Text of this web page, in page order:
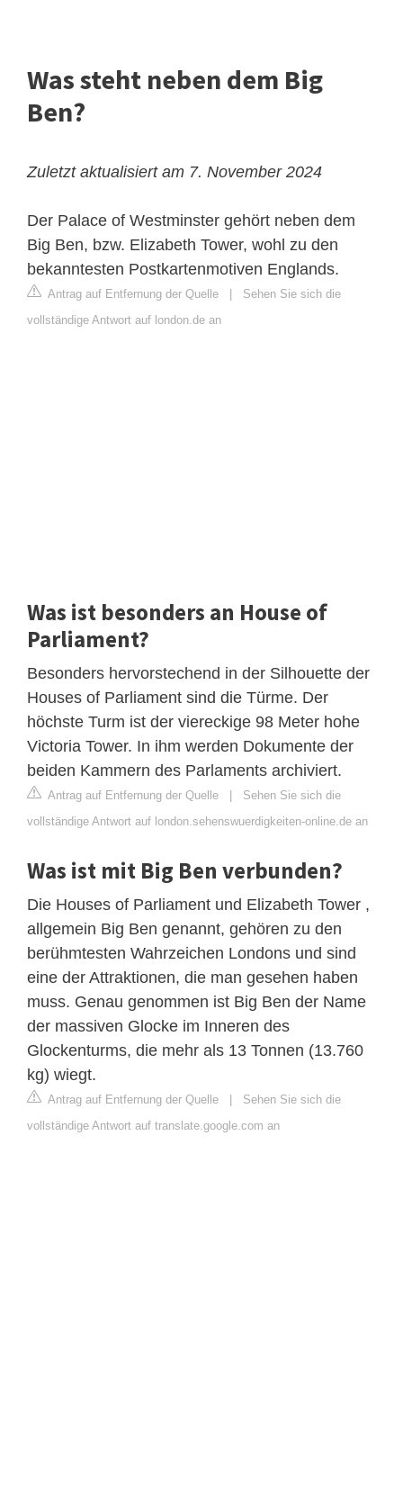
Was steht neben dem Big
Ben?
Zuletzt aktualisiert am 7. November 2024
Der Palace of Westminster gehört neben dem
Big Ben, bzw. Elizabeth Tower, wohl zu den
bekanntesten Postkartenmotiven Englands.
Antrag auf Entfernung der Quelle
Sehen Sie sich die
vollständige Antwort auf london.de an
Was ist besonders an House of
Parliament?
Besonders hervorstechend in der Silhouette der
Houses of Parliament sind die Türme. Der
höchste Turm ist der viereckige 98 Meter hohe
Victoria Tower. In ihm werden Dokumente der
beiden Kammern des Parlaments archiviert.
Antrag auf Entfernung der Quelle
Sehen Sie sich die
vollständige Antwort auf london.sehenswuerdigkeiten-online.de an
Was ist mit Big Ben verbunden?
Die Houses of Parliament und Elizabeth Tower ,
allgemein Big Ben genannt, gehören zu den
berühmtesten Wahrzeichen Londons und sind
eine der Attraktionen, die man gesehen haben
muss. Genau genommen ist Big Ben der Name
der massiven Glocke im Inneren des
Glockenturms, die mehr als 13 Tonnen (13.760
kg) wiegt.
Antrag auf Entfernung der Quelle
Sehen Sie sich die
vollständige Antwort auf translate.google.com an